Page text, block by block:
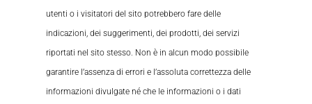
utenti o i visitatori del sito potrebbero fare delle
indicazioni, dei suggerimenti, dei prodotti, dei servizi
riportati nel sito stesso. Non è in alcun modo possibile
garantire l’assenza di errori e l’assoluta correttezza delle
informazioni divulgate né che le informazioni o i dati